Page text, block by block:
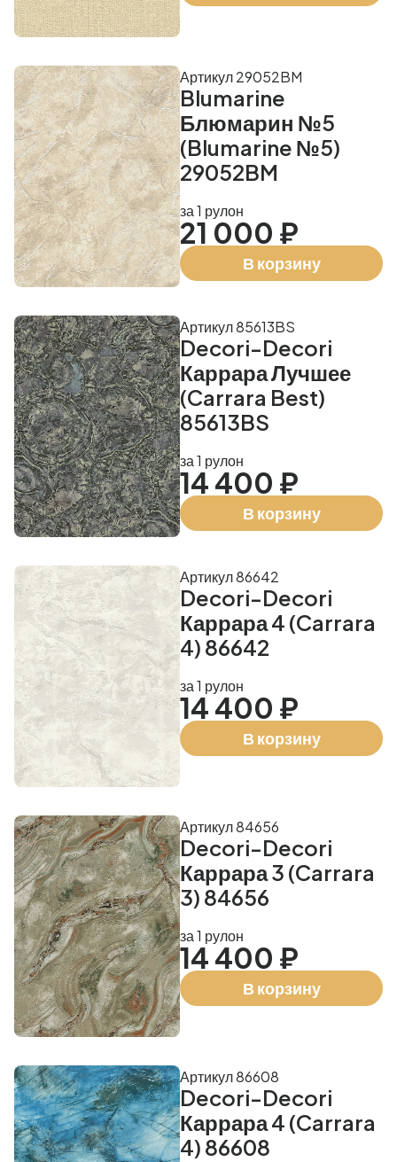
Blumarine
Блюмарин №5
(Blumarine №5)
29052BM
Артикул 29052BM
за 1 рулон
21 000 ₽
В корзину
Decori-Decori
Каррара Лучшее
(Carrara Best)
85613BS
Артикул 85613BS
за 1 рулон
14 400 ₽
В корзину
Decori-Decori
Каррара 4 (Carrara
4) 86642
Артикул 86642
за 1 рулон
14 400 ₽
В корзину
Decori-Decori
Каррара 3 (Carrara
3) 84656
Артикул 84656
за 1 рулон
14 400 ₽
В корзину
Decori-Decori
Каррара 4 (Carrara
4) 86608
Артикул 86608